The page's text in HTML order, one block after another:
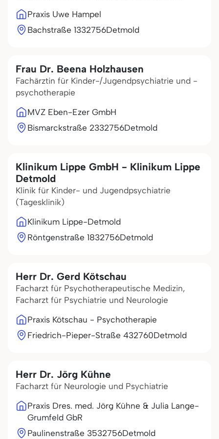
Praxis Uwe Hampel
Bachstraße 1332756Detmold
Frau Dr. Beena Holzhausen
Fachärztin für Kinder-/Jugendpsychiatrie und -
psychotherapie
MVZ Eben-Ezer GmbH
Bismarckstraße 2332756Detmold
Klinikum Lippe GmbH - Klinikum Lippe
Detmold
Klinik für Kinder- und Jugendpsychiatrie
(Tagesklinik)
Klinikum Lippe-Detmold
Röntgenstraße 1832756Detmold
Herr Dr. Gerd Kötschau
Facharzt für Psychotherapeutische Medizin,
Facharzt für Psychiatrie und Neurologie
Praxis Kötschau - Psychotherapie
Friedrich-Pieper-Straße 432760Detmold
Herr Dr. Jörg Kühne
Facharzt für Neurologie und Psychiatrie
Praxis Dres. med. Jörg Kühne & Julia Lange-
Grumfeld GbR
Paulinenstraße 3532756Detmold